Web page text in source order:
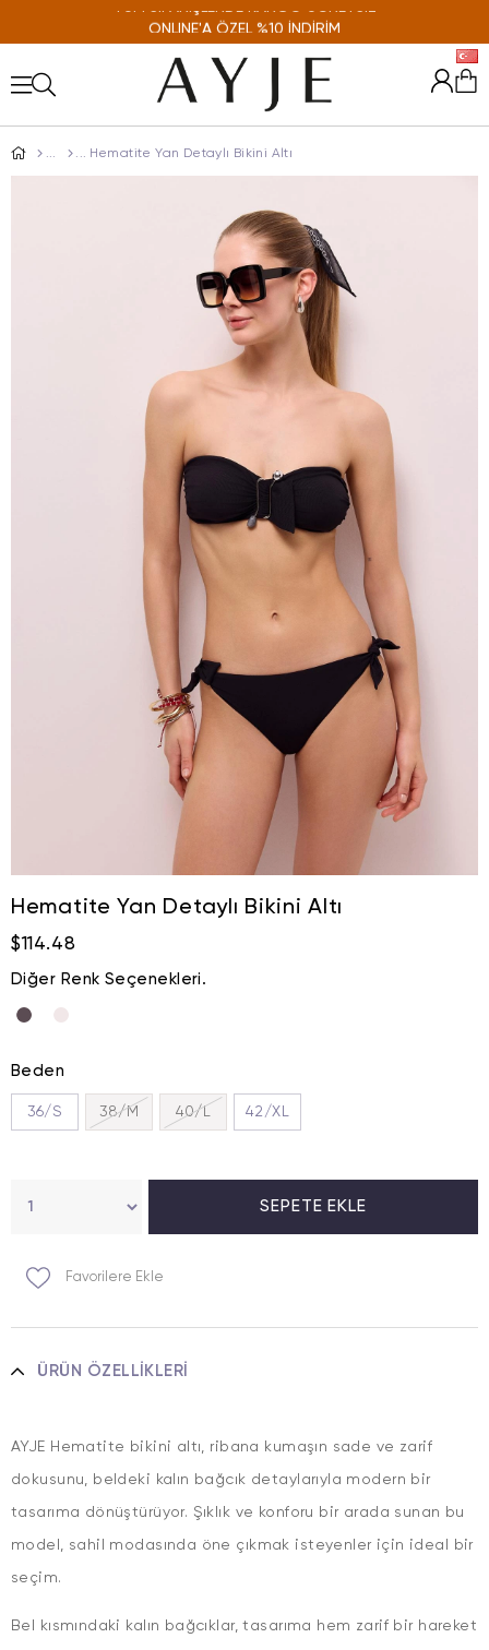
ONLINE'A ÖZEL %10 İNDİRİM
Hematite Yan Detaylı Bikini Altı
Hematite Yan Detaylı Bikini Altı
$114.48
Diğer Renk Seçenekleri.
Beden
36/S 38/M 40/L 42/XL
Favorilere Ekle
ÜRÜN ÖZELLIKLERI
AYJE Hematite bikini altı, ribana kumaşın sade ve zarif
dokusunu, beldeki kalın bağcık detaylarıyla modern bir
tasarıma dönüştürüyor. Şıklık ve konforu bir arada sunan bu
model, sahil modasında öne çıkmak isteyenler için ideal bir
seçim.
Bel kısmındaki kalın bağcıklar, tasarıma hem zarif bir hareket